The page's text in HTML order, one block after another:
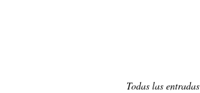
Todas las entradas